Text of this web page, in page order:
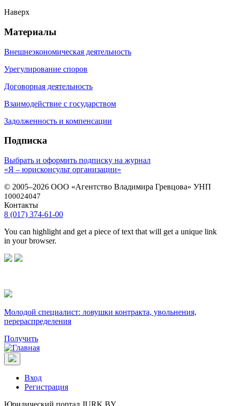
Наверх
Материалы
Внешнеэкономическая деятельность
Урегулирование споров
Договорная деятельность
Взаимодействие с государством
Задолженность и компенсации
Подписка
Выбрать и оформить подписку на журнал
«Я – юрисконсульт организации»
© 2005–2026 ООО «Агентство Владимира Гревцова» УНП
100024047
Контакты
8 (017) 374-61-00
You can highlight and get a piece of text that will get a unique link
in your browser.
Молодой специалист: ловушки контракта, увольнения,
перераспределения
Получить
Вход
Регистрация
Юридический портал JURK.BY